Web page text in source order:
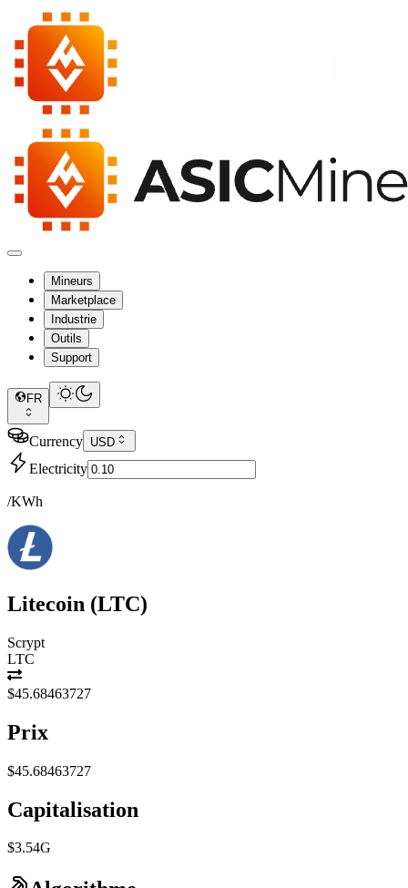
Mineurs
Marketplace
Industrie
Outils
Support
FR
Currency USD
Electricity
/KWh
Litecoin (LTC)
Scrypt
LTC
$45.68463727
Prix
$45.68463727
Capitalisation
$3.54G